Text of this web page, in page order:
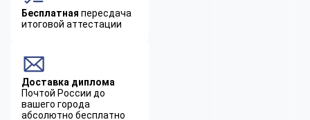
Бесплатная пересдача
итоговой аттестации
Доставка диплома
Почтой России до
вашего города
абсолютно бесплатно